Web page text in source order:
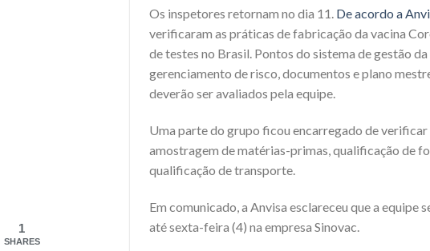
Os inspetores retornam no dia 11. De acordo a
verificaram as práticas de fabricação da vacina
de testes no Brasil. Pontos do sistema de gestão
gerenciamento de risco, documentos e plano
deverão ser avaliados pela equipe.
Uma parte do grupo ficou encarregado de
amostragem de matérias-primas, qualificação de
qualificação de transporte.
Em comunicado, a Anvisa esclareceu que a equipe
até sexta-feira (4) na empresa Sinovac.
1
SHARES